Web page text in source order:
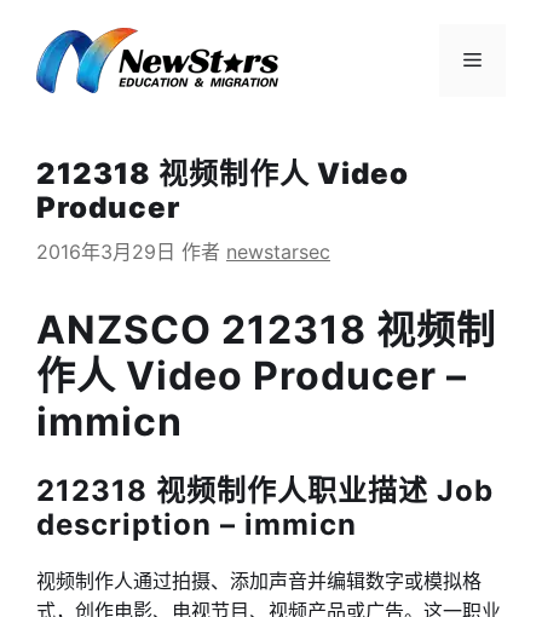
菜
212318 视频制作人 Video
Producer
2016年3月29日 作者 newstarsec
ANZSCO 212318 视频制
作人 Video Producer –
immicn
212318 视频制作人职业描述 Job
description – immicn
视频制作人通过拍摄、添加声音并编辑数字或模拟格
式，创作电影、电视节目、视频产品或广告。这一职业